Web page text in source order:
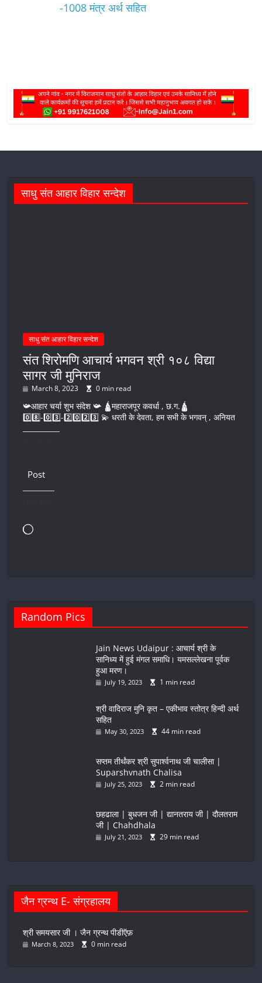
-1008 मंत्र अर्थ सहित
साधु संत आहार विहार सन्देश
साधु संत आहार विहार सन्देश
संत शिरोमणि आचार्य भगवन श्री १०८ विद्या
सागर जी मुनिराज
March 8, 2023 0 min read
📯आहार चर्या शुभ संदेश 📯 🛕महाराजपूर कवर्धा , छ.ग.🛕
0️⃣8️⃣-0️⃣3️⃣-2️⃣0️⃣2️⃣3️⃣ 💫 धरती के देवता, हम सभी के भगवन् , अनियत
Post
Loading…
Random Pics
Jain News Udaipur : आचार्य श्री के
सानिध्य में हुई मंगल समाधि। यमसल्लेखना पूर्वक
हुआ मरण।
July 19, 2023 1 min read
श्री वादिराज मुनि कृत – एकीभाव स्तोत्र हिन्दी अर्थ
सहित
May 30, 2023 44 min read
सप्तम तीर्थंकर श्री सुपार्श्वनाथ जी चालीसा |
Suparshvnath Chalisa
July 25, 2023 2 min read
छहढाला | बुधजन जी | द्यानतराय जी | दौलतराम
जी | Chahdhala
July 21, 2023 29 min read
जैन ग्रन्थ E- संग्रहालय
श्री समयसार जी । जैन ग्रन्थ पीडीऍफ़
March 8, 2023 0 min read